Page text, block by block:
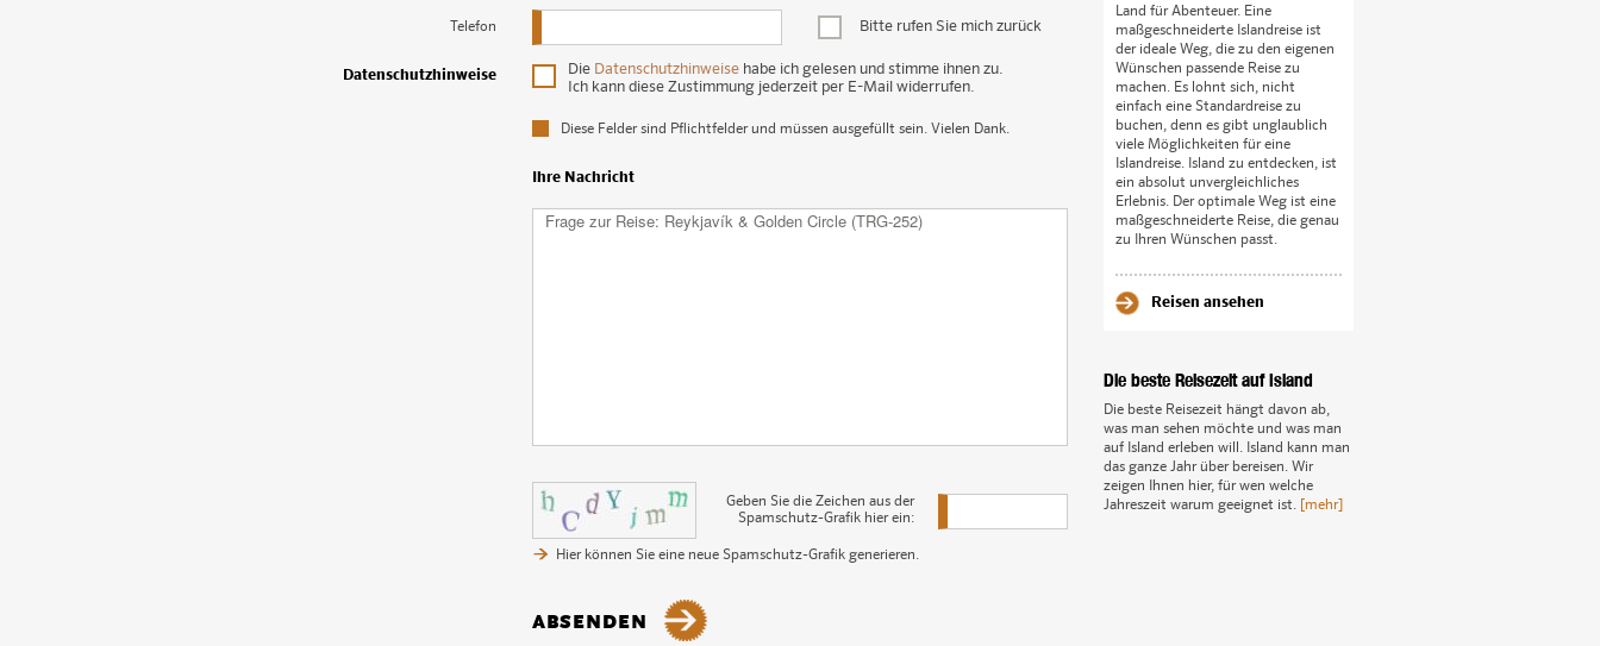
Telefon Rückruf
1Bitte rufen Sie mich zurück
Datenschutzhinweise 1Die Datenschutzhinweise habe ich gelesen und stimme ihnen zu.
Ich kann diese Zustimmung jederzeit per E-Mail widerrufen.
Diese Felder sind Pflichtfelder und müssen ausgefüllt sein. Vielen Dank.
Ihre Nachricht
Geben Sie die Zeichen aus der
Spamschutz-Grafik hier ein:
Hier können Sie eine neue Spamschutz-Grafik generieren.
Land für Abenteuer. Eine
maßgeschneiderte Islandreise ist
der ideale Weg, die zu den eigenen
Wünschen passende Reise zu
machen. Es lohnt sich, nicht
einfach eine Standardreise zu
buchen, denn es gibt unglaublich
viele Möglichkeiten für eine
Islandreise. Island zu entdecken, ist
ein absolut unvergleichliches
Erlebnis. Der optimale Weg ist eine
maßgeschneiderte Reise, die genau
zu Ihren Wünschen passt.
Reisen ansehen
Die beste Reisezeit auf Island
Die beste Reisezeit hängt davon ab,
was man sehen möchte und was man
auf Island erleben will. Island kann man
das ganze Jahr über bereisen. Wir
zeigen Ihnen hier, für wen welche
Jahreszeit warum geeignet ist. [mehr]